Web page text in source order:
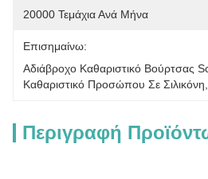
20000 Τεμάχια Ανά Μήνα
Επισημαίνω:
Αδιάβροχο Καθαριστικό Βούρτσας
Καθαριστικό Προσώπου Σε Σιλικόνη
Περιγραφή